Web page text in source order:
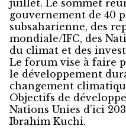
juillet. Le sommet
gouvernement de 40
subsaharienne, des
mondiale/IFC, des
du climat et des
Le forum vise à faire
le développement
changement
Objectifs de
Nations Unies d’ici
Ibrahim Kuchi.